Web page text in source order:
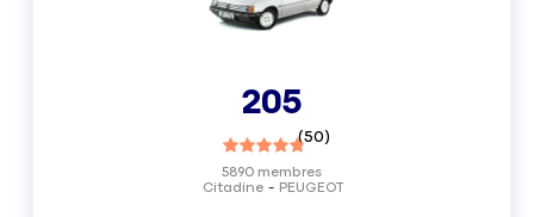
205
(50)
Citadine PEUGEOT
5890 membres